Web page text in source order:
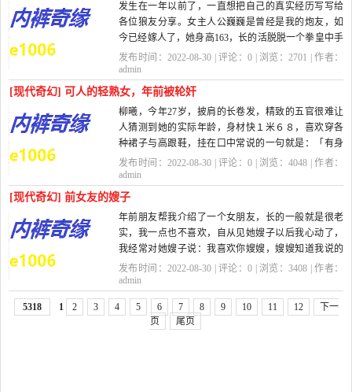
发生在一年以前了，一直想把自己的真实经历写写给
各位狼友分享。女主人公巍巍是曾经是我的炮友，如
今已经嫁人了，她身高163，长的活脱脱一个拳皇中手
持折扇的那个大波小妞——不知...
发布时间：2022-08-30 | 评论：0 | 浏览：2701 | 作者：
admin
[现代奇幻] 可人的轻熟女，年前被轮奸
柳曦，今年27岁，披肩的长卷发，精致的五官很难让
人猜测到她的实际年龄，身材快１米６８，喜欢穿各
种裙子与高跟鞋，挂在口中常说的一句就是：「有身
高，就是任性」，前凸后翘还又苗条高挑的身材与时...
发布时间：2022-08-30 | 评论：0 | 浏览：4048 | 作者：
admin
[现代奇幻] 前女友的嫂子
年前朋友帮我介绍了一个女朋友，长的一般就是很老
实，我一点也不喜欢，自从见她嫂子以后我心动了，
我经常对她嫂子说：我喜欢你嫂嫂，嫂嫂知道我说的
是实话，不好意思细声的反问我：“你...
发布时间：2022-08-30 | 评论：0 | 浏览：3408 | 作者：
admin
5318 1 2 3 4 5 6 7 8 9 10 11 12
下一
页
尾页